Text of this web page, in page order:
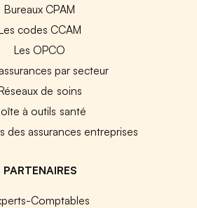
Bureaux CPAM
codes CCAM
Les OPCO
par secteur
de soins
à outils santé
des assurances entreprises
PARTENAIRES
Comptables